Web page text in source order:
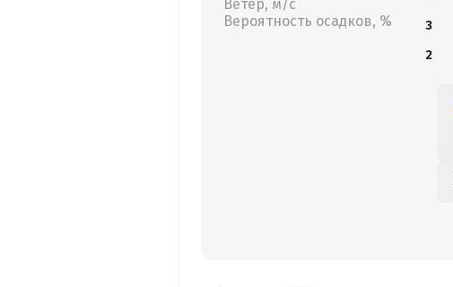
Ветер, м/с
Вероятность осадков, %
3
2